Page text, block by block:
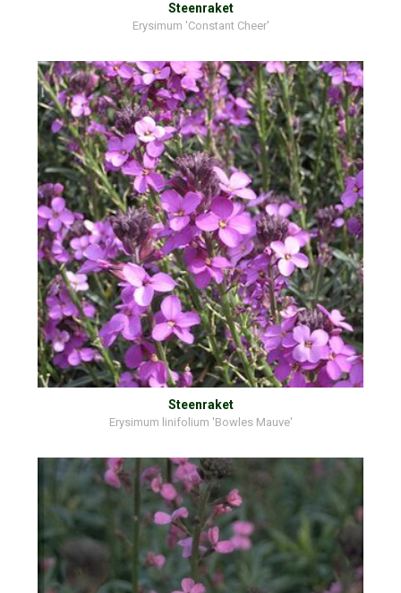
Steenraket
Erysimum 'Constant Cheer'
Steenraket
Erysimum linifolium 'Bowles Mauve'